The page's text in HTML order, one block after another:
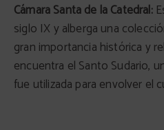
Cámara Santa de la Catedral:
siglo IX y alberga una
gran importancia histórica y
encuentra el Santo Sudario,
fue utilizada para envolver el